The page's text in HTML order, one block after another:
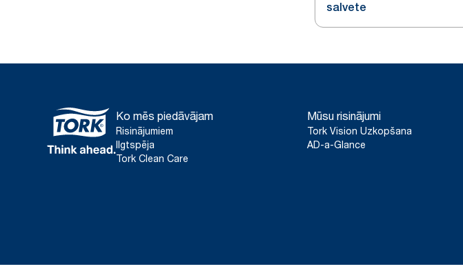
salvete
Ko mēs piedāvājam
Risinājumiem
Ilgtspēja
Tork Clean Care
Mūsu risinājumi
Tork Vision Uzkopšana
AD-a-Glance